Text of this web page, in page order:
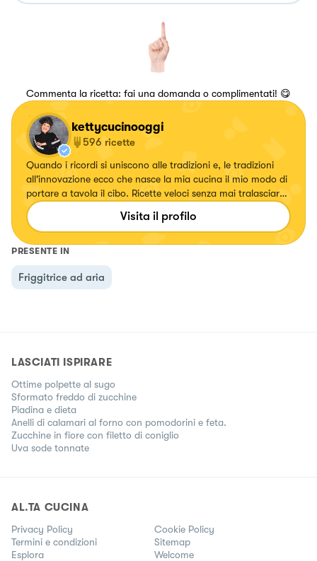
Commenta la ricetta: fai una domanda o complimentati! 😋
kettycucinooggi
596 ricette
Quando i ricordi si uniscono alle tradizioni e, le tradizioni
all'innovazione ecco che nasce la mia cucina il mio modo di
portare a tavola il cibo. Ricette veloci senza mai tralasciare
il gusto.
Visita il profilo
PRESENTE IN
Friggitrice ad aria
LASCIATI ISPIRARE
Ottime polpette al sugo
Sformato freddo di zucchine
Piadina e dieta
Anelli di calamari al forno con pomodorini e feta.
Zucchine in fiore con filetto di coniglio
Uva sode tonnate
AL.TA CUCINA
Privacy Policy
Cookie Policy
Termini e condizioni
Sitemap
Esplora
Welcome